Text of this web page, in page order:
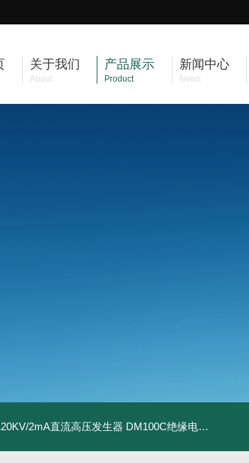
关于我们
About
产品展示
Product
新闻中心
News
2mA直流高压发生器 DM100C绝缘电阻测试仪